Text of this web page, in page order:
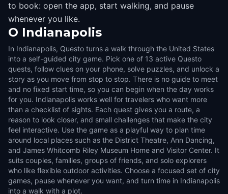
to book: open the app, start walking, and pause
whenever you like.
O Indianapolis
In Indianapolis, Questo turns a walk through the United States
into a self-guided city game. Pick one of 13 active Questo
quests, follow clues on your phone, solve puzzles, and unlock a
story as you move from stop to stop. There is no guide to meet
and no fixed start time, so you can begin when the day works
for you. Indianapolis works well for travelers who want more
than a checklist of sights. Each quest gives you a route, a
reason to look closer, and small challenges that make the city
feel interactive. Use the game as a playful way to plan time
around local places such as the District Theatre, Ann Dancing,
and James Whitcomb Riley Museum Home and Visitor Center. It
suits couples, families, groups of friends, and solo explorers
who like flexible outdoor activities. Choose a focused set of city
games, pause whenever you want, and turn time in Indianapolis
into a walk with a plot.